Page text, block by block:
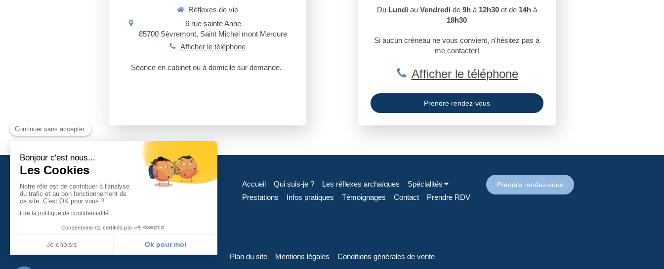
Réflexes de vie
6 rue sainte Anne
85700 Sèvremont, Saint Michel mont Mercure
Afficher le téléphone
Séance en cabinet ou à domicile sur demande.
Du Lundi au Vendredi de 9hà 12h30et de 14hà
19h30
Si aucun créneau ne vous convient, n'hésitez pas à
me contacter!
Afficher le téléphone
Prendre rendez-vous
RÉFLEXES DE VIE Accueil Qui suis-je ? Les réflexes archaïques
Spécialités
Prestations
Infos pratiques Témoignages Contact Prendre RDV
Prendre rendez-vous
Plan du site Mentions légales Conditions générales de vente